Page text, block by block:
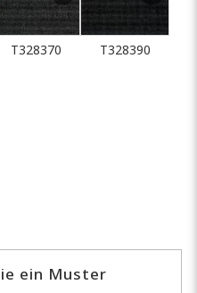
T328370 T328390
ein Muster